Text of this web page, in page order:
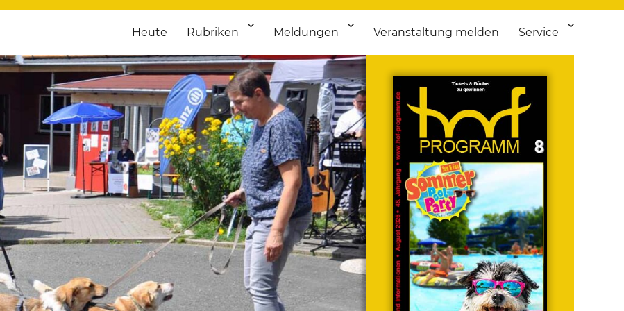
für Hochfranken
Täglich aktuelle Termine von Kultur bis Sport, von Theater bis Flohmarkt.
Heute Rubriken Meldungen Veranstaltung melden Service